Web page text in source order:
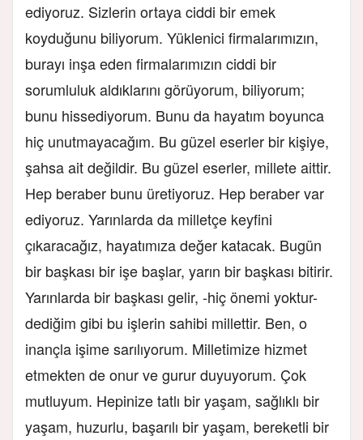
ediyoruz. Sizlerin ortaya ciddi bir emek
koyduğunu biliyorum. Yüklenici firmalarımızın,
burayı inşa eden firmalarımızın ciddi bir
sorumluluk aldıklarını görüyorum, biliyorum;
bunu hissediyorum. Bunu da hayatım boyunca
hiç unutmayacağım. Bu güzel eserler bir kişiye,
şahsa ait değildir. Bu güzel eserler, millete aittir.
Hep beraber bunu üretiyoruz. Hep beraber var
ediyoruz. Yarınlarda da milletçe keyfini
çıkaracağız, hayatımıza değer katacak. Bugün
bir başkası bir işe başlar, yarın bir başkası bitirir.
Yarınlarda bir başkası gelir, -hiç önemi yoktur-
dediğim gibi bu işlerin sahibi millettir. Ben, o
inançla işime sarılıyorum. Milletimize hizmet
etmekten de onur ve gurur duyuyorum. Çok
mutluyum. Hepinize tatlı bir yaşam, sağlıklı bir
yaşam, huzurlu, başarılı bir yaşam, bereketli bir